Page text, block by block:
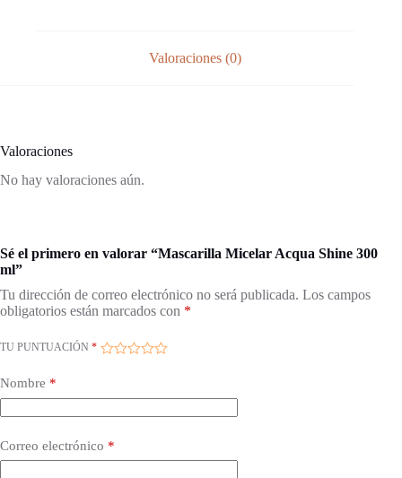
Valoraciones (0)
Valoraciones
No hay valoraciones aún.
Sé el primero en valorar “Mascarilla Micelar Acqua Shine 300
ml”
Tu dirección de correo electrónico no será publicada. Los campos
obligatorios están marcados con *
TU PUNTUACIÓN *
Nombre *
Correo electrónico *